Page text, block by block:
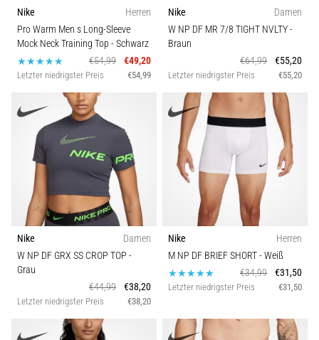
Nike
Herren
Pro Warm Men s Long-Sleeve
Mock Neck Training Top - Schwarz
€54,99
€49,20
Letzter niedrigster Preis €54,99
Nike
Damen
W NP DF MR 7/8 TIGHT NVLTY-
Braun
€64,99
€55,20
Letzter niedrigster Preis €55,20
Nike
Damen
W NP DF GRX SS CROP TOP -
Grau
€44,99
€38,20
Letzter niedrigster Preis €38,20
Nike
Herren
M NP DF BRIEF SHORT- Weiß
€34,99
€31,50
Letzter niedrigster Preis €31,50